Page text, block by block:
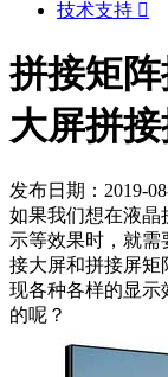
技术支持 
拼接矩阵
大屏拼
发布日期：2019-
如果我们想在液晶
示等效果时，就需
接大屏和拼接屏矩
现各种各样的显示
的呢？